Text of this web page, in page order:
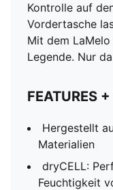
Kontrolle auf
Vordertasche
Mit dem
Legende. Nur
FEATURES
Hergestellt
Materialien
dryCELL:
Feuchtigkeit